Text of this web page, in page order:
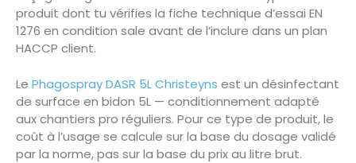
produit dont tu vérifies la fiche technique d’essai EN
1276 en condition sale avant de l’inclure dans un plan
HACCP client.
Le Phagospray DASR 5L Christeyns est un désinfectant
de surface en bidon 5L — conditionnement adapté
aux chantiers pro réguliers. Pour ce type de produit, le
coût à l’usage se calcule sur la base du dosage validé
par la norme, pas sur la base du prix au litre brut.